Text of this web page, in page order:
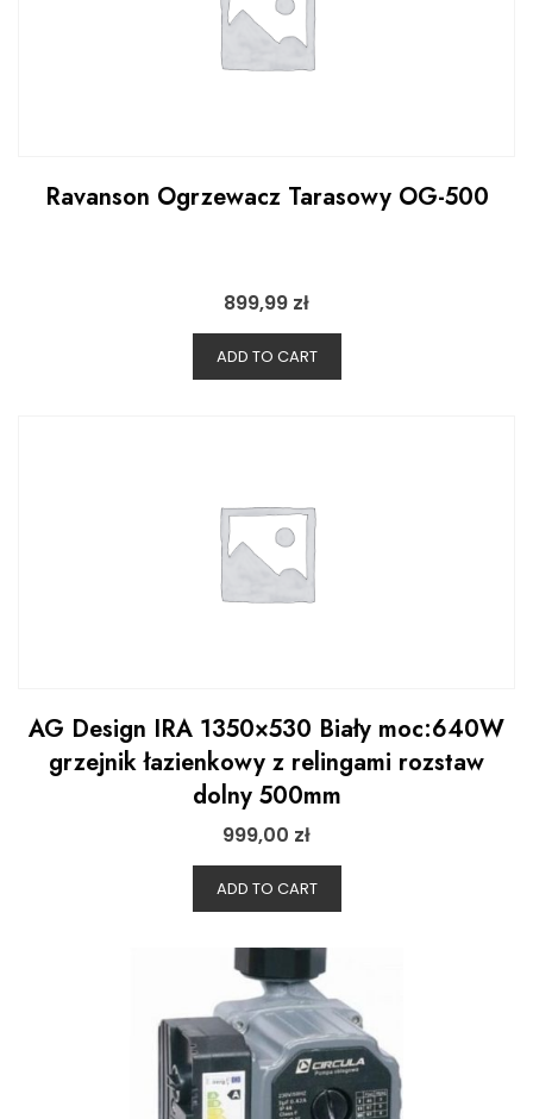
Ravanson Ogrzewacz Tarasowy OG-500
899,99 zł
ADD TO CART
AG Design IRA 1350×530 Biały moc:640W
grzejnik łazienkowy z relingami rozstaw
dolny 500mm
999,00 zł
ADD TO CART